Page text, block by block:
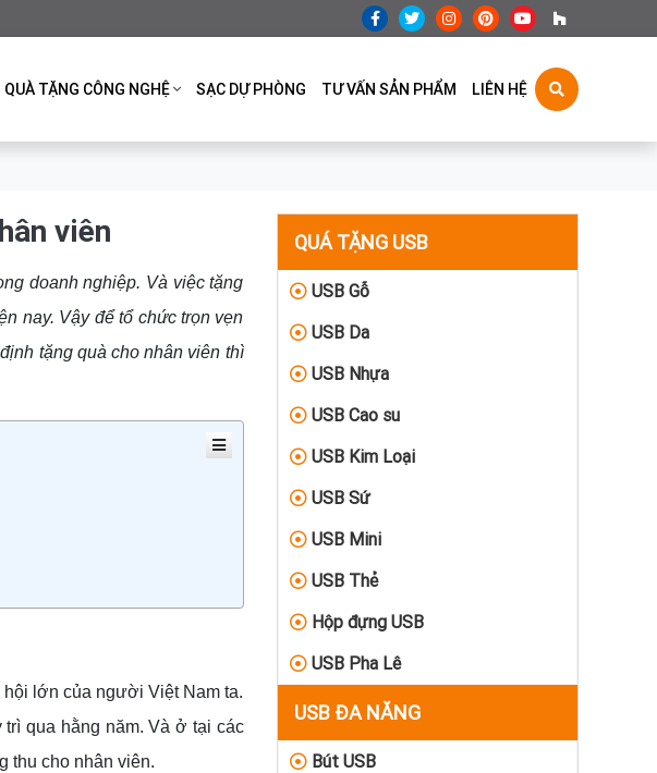
QUÀ TẶNG CÔNG NGHỆ SẠC DỰ PHÒNG TƯ VẤN SẢN PHẨM LIÊN HỆ
viên
doanh nghiệp. Và việc tặng
nay. Vậy để tổ chức trọn vẹn
tặng quà cho nhân viên thì
hội lớn của người Việt Nam ta.
qua hằng năm. Và ở tại các
thu cho nhân viên.
QUÁ TẶNG USB
USB Gỗ
USB Da
USB Nhựa
USB Cao su
USB Kim Loại
USB Sứ
USB Mini
USB Thẻ
Hộp đựng USB
USB Pha Lê
USB ĐA NĂNG
Bút USB